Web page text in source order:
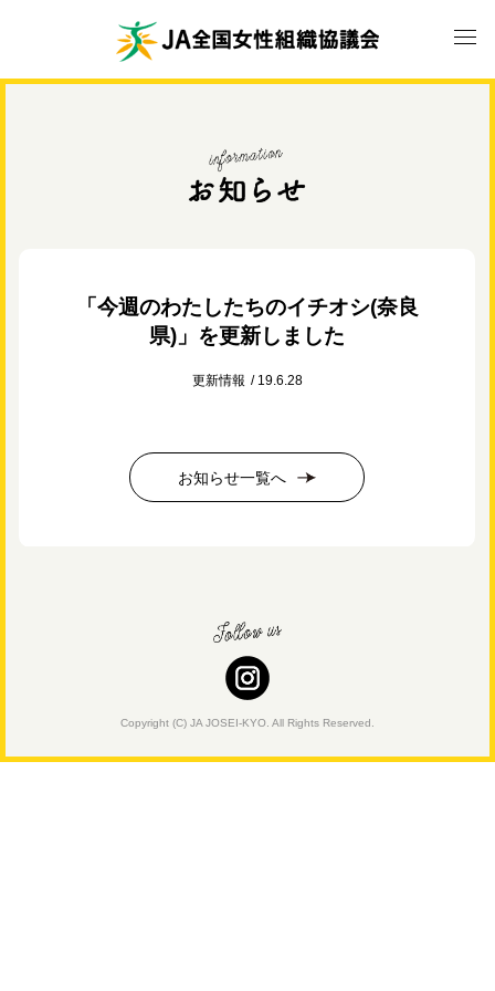
「今週のわたしたちのイチオシ(奈良
県)」を更新しました
更新情報 19.6.28
お知らせ一覧へ
Copyright (C) JA JOSEI-KYO. All Rights Reserved.